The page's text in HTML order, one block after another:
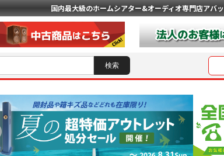
国内最大級のホームシアター&オーディオ専門店アバ